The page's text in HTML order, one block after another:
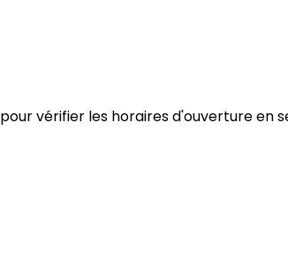
pour vérifier les horaires d'ouverture en